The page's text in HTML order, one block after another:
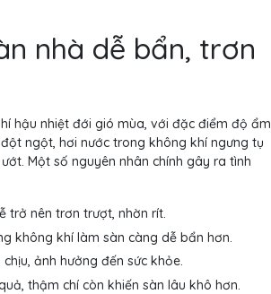
nhà dễ bẩn, trơn
hậu nhiệt đới gió mùa, với đặc điểm độ ẩm
ngột, hơi nước trong không khí ngưng tụ
Một số nguyên nhân chính gây ra tình
trở nên trơn trượt, nhờn rít.
không khí làm sàn càng dễ bẩn hơn.
ảnh hưởng đến sức khỏe.
thậm chí còn khiến sàn lâu khô hơn.